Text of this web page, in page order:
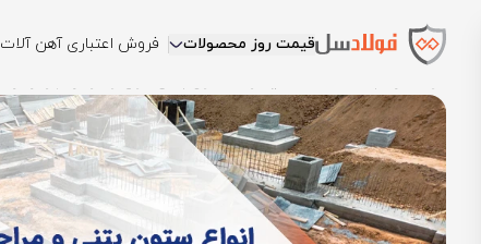
قیمت روز محصولات فروش اعتباری آهن آلات